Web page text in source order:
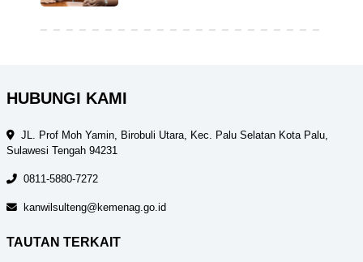
HUBUNGI KAMI
JL. Prof Moh Yamin, Birobuli Utara, Kec. Palu Selatan Kota Palu,
Sulawesi Tengah 94231
0811-5880-7272
kanwilsulteng@kemenag.go.id
TAUTAN TERKAIT